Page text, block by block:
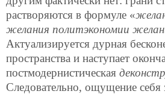
растворяются в формуле «
желания политэкономии
Актуализируется дурная
пространства и наступает
постмодернистическая
Следовательно, ощущение себя